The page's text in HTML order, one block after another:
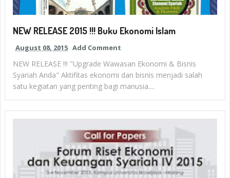
NEW RELEASE 2015 !!! Buku Ekonomi Islam
August 08, 2015 Add Comment
NEW RELEASE !!! "Upgrade Wawasan Ekonomi & Bisnis
Syariah Anda" Aktifitas ekonomi dan bisnis menjadi salah
satu kegiatan yang penting bagi manusia....